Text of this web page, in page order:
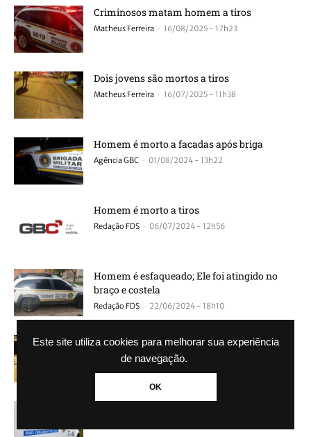
Este site utiliza cookies para melhorar sua experiência
de navegação.
OK
Criminosos matam homem a tiros
Matheus Ferreira - 16/08/2025 - 17h23
Dois jovens são mortos a tiros
Matheus Ferreira - 16/07/2025 - 11h38
Homem é morto a facadas após briga
Agência GBC - 01/08/2024 - 13h22
Homem é morto a tiros
Redação FDS - 06/07/2024 - 12h56
Homem é esfaqueado; Ele foi atingido no
braço e costela
Redação FDS - 22/06/2024 - 18h10
POLÍCIA: Homem é morto a tiros na rua;
Suspeito fugiu do local
Redação FDS - 24/03/2024 - 20h40